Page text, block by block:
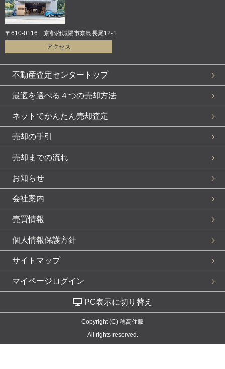
〒610-0116 京都府城陽市奈島長尾12-1
アクセス
不動産査定センタートップ
最適を選べる４つの売却方法
ネットでかんたん売却査定
売却の手引
売却までの流れ
お知らせ
会社案内
売買情報
個人情報保護方針
サイトマップ
マイページログイン
PC表示に切り替え
Copyright (C) 穂高住販
All rights reserved.